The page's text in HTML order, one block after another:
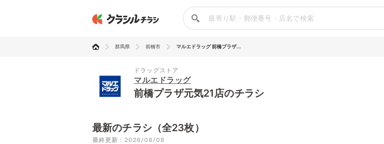
群馬県 前橋市 マルエドラッグ 前橋プラザ...
ドラッグストア
マルエドラッグ
前橋プラザ元気21店のチラシ
最新のチラシ（全23枚）
最終更新：2026/08/08